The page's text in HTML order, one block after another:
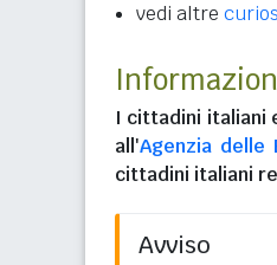
vedi altre
I cittadini italiani
all'Agenzia delle
cittadini italiani
Avviso